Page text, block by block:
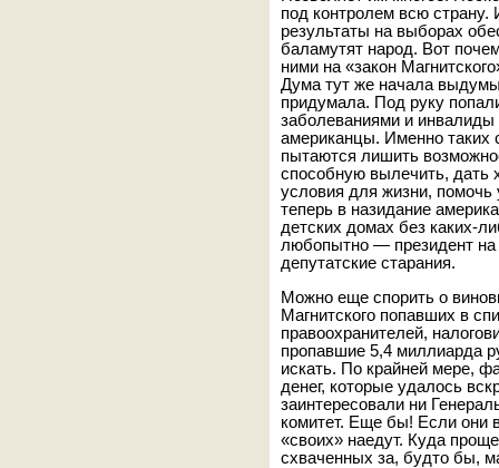
под контролем всю
результаты на выборах
баламутят народ. Вот
ними на «закон
Дума тут же начала
придумала. Под руку
заболеваниями и
американцы. Именно таких
пытаются лишить
способную вылечить, дать
условия для жизни,
теперь в назидание
детских домах без каких-
любопытно — президент
депутатские старания.
Можно еще спорить о
Магнитского попавших в
правоохранителей,
пропавшие 5,4 миллиарда
искать. По крайней мере,
денег, которые удалось
заинтересовали ни
комитет. Еще бы! Если они
«своих» наедут. Куда
схваченных за, будто бы,